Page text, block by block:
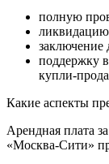
полную
заключение
поддержку
купли-
Какие аспекты
Арендная плата
«Москва-Сити»